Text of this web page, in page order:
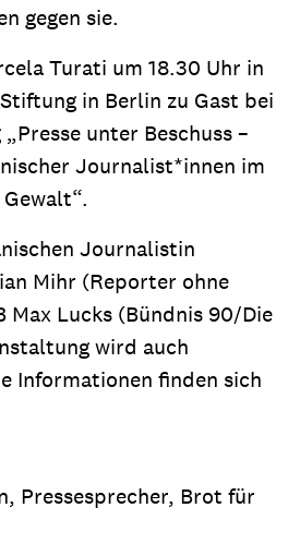
gegen sie.
Turati um 18.30 Uhr in
in Berlin zu Gast bei
unter Beschuss –
Journalist*innen im
Journalistin
Mihr (Reporter ohne
Max Lucks (Bündnis 90/Die
wird auch
Informationen finden sich
Pressesprecher, Brot für